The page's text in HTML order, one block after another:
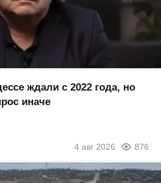
ждали с 2022 года, но
иначе
4 авг 2026 876